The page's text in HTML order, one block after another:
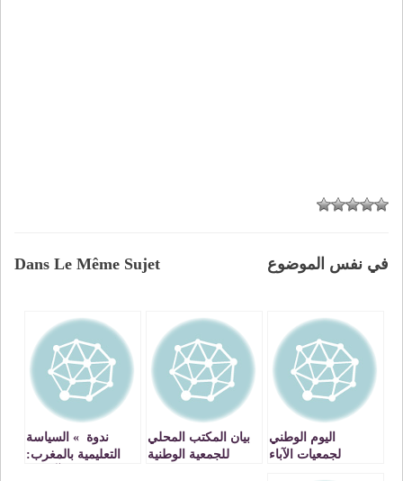
Dans Le Même Sujet في نفس الموضوع
اليوم الوطني
لجمعيات الآباء
بيان المكتب المحلي
للجمعية الوطنية
ندوة » السياسة
التعليمية بالمغرب: